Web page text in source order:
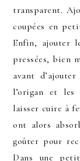
transparent.
coupées en
Enfin, ajouter
pressées, bien
avant
l’origan et les
laisser cuire à
ont alors
goûter pour
Dans une